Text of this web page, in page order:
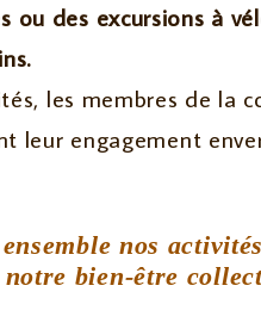
ou des excursions à
les membres de la
leur engagement
nos
notre bien-être